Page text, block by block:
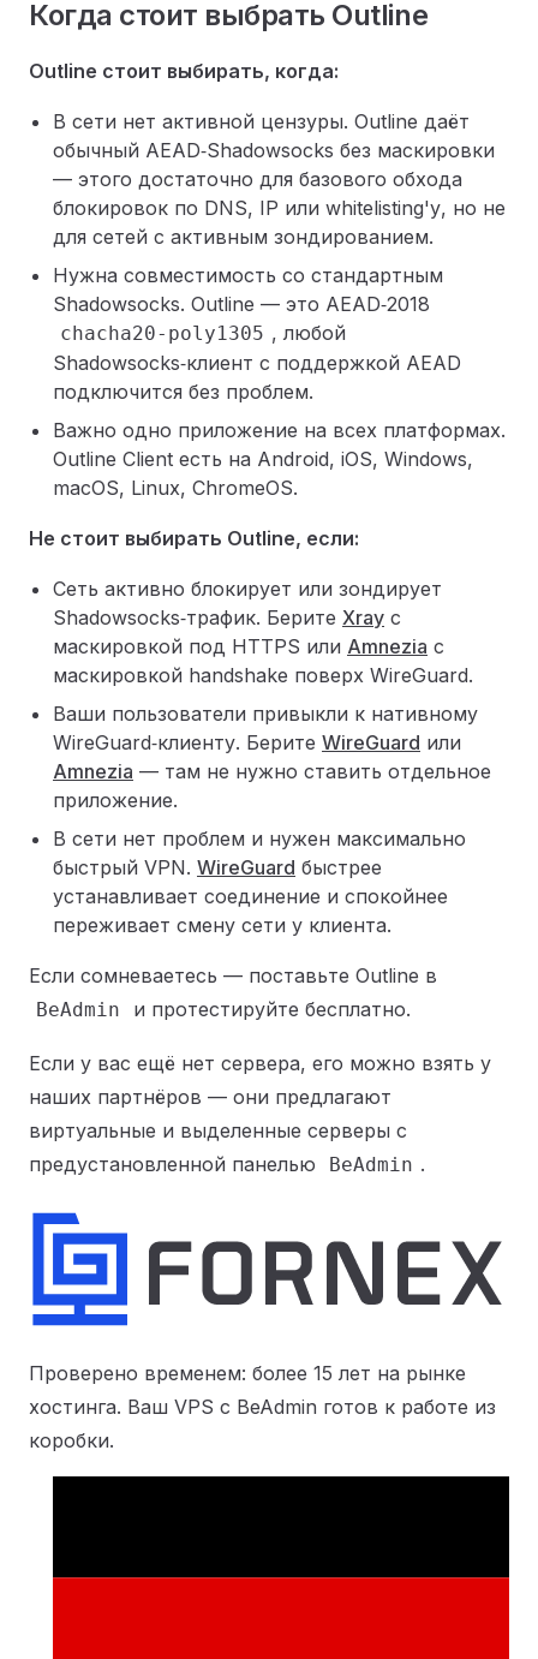
Когда стоит выбрать Outline
Outline стоит выбирать, когда:
В сети нет активной цензуры. Outline даёт
обычный AEAD‑Shadowsocks без маскировки
— этого достаточно для базового обхода
блокировок по DNS, IP или whitelisting'у, но не
для сетей с активным зондированием.
Нужна совместимость со стандартным
Shadowsocks. Outline — это AEAD‑2018
chacha20-poly1305 , любой
Shadowsocks‑клиент с поддержкой AEAD
подключится без проблем.
Важно одно приложение на всех платформах.
Outline Client есть на Android, iOS, Windows,
macOS, Linux, ChromeOS.
Не стоит выбирать Outline, если:
Сеть активно блокирует или зондирует
Shadowsocks‑трафик. Берите Xray с
маскировкой под HTTPS или Amnezia с
маскировкой handshake поверх WireGuard.
Ваши пользователи привыкли к нативному
WireGuard‑клиенту. Берите WireGuard или
Amnezia — там не нужно ставить отдельное
приложение.
В сети нет проблем и нужен максимально
быстрый VPN. WireGuard быстрее
устанавливает соединение и спокойнее
переживает смену сети у клиента.
Если сомневаетесь — поставьте Outline в
BeAdmin и протестируйте бесплатно.
Если у вас ещё нет сервера, его можно взять у
наших партнёров — они предлагают
виртуальные и выделенные серверы с
предустановленной панелью
BeAdmin .
Проверено временем: более 15 лет на рынке
хостинга. Ваш VPS с BeAdmin готов к работе из
коробки.